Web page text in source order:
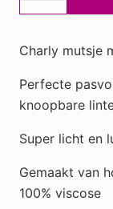
met
en
knoop
VC93
Charly mutsje
Perfecte
knoopbare
Super licht en
Gemaakt van
100% viscose